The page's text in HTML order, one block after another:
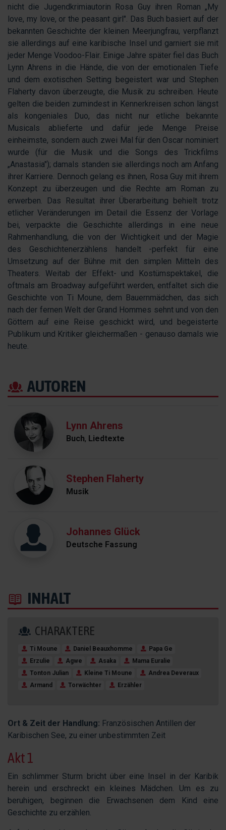
nicht die Jugendkrimiautorin Rosa Guy ihren Roman „My
love, my love, or the peasant girl". Das Buch basiert auf der
bekannten Geschichte der kleinen Meerjungfrau, verpflanzt
sie allerdings auf eine karibische Insel und garniert sie mit
jeder Menge Voodoo-Flair. Einige Jahre später fiel das Buch
Lynn Ahrens in die Hände, die von der emotionalen Tiefe
und dem exotischen Setting begeistert war und Stephen
Flaherty davon überzeugte, die Musik zu schreiben. Heute
gelten die beiden zumindest in Kennerkreisen schon längst
als kongeniales Duo, das nicht nur etliche bekannte
Musicals ablieferte und dafür jede Menge Preise
einheimste, sondern auch zwei Mal für den Oscar nominiert
wurde (für die Musik und die Songs des Trickfilms
„Anastasia"); damals standen sie allerdings noch am Anfang
ihrer Karriere. Dennoch gelang es ihnen, Rosa Guy mit ihrem
Konzept zu überzeugen und die Rechte am Roman zu
erwerben. Das Resultat ihrer Überarbeitung behielt trotz
etlicher Veränderungen im Detail die Essenz der Vorlage
bei, verpackte die Geschichte allerdings in eine neue
Rahmenhandlung, die von der Wichtigkeit und der Magie
des Geschichtenerzählens handelt -perfekt für eine
Umsetzung auf der Bühne mit den simplen Mitteln des
Theaters. Weitab der Effekt- und Kostümspektakel, die
oftmals am Broadway aufgeführt werden, entfaltet sich die
Geschichte von Ti Moune, dem Bauernmädchen, das sich
nach der fernen Welt der Grand Hommes sehnt und von den
Göttern auf eine Reise geschickt wird, und begeisterte
Publikum und Kritiker gleichermaßen - genauso damals wie
heute.
AUTOREN
Lynn Ahrens
Buch, Liedtexte
Stephen Flaherty
Musik
Johannes Glück
Deutsche Fassung
INHALT
CHARAKTERE
Ti Moune Daniel Beauxhomme
Papa Ge
Erzulie
Agwe Asaka
Mama Euralie
Tonton Julian
Kleine Ti Moune
Andrea Deveraux
Armand
Torwächter Erzähler
Ort & Zeit der Handlung: Französischen Antillen der
Karibischen See, zu einer unbestimmten Zeit
Akt 1
Ein schlimmer Sturm bricht über eine Insel in der Karibik
herein und erschreckt ein kleines Mädchen. Um es zu
beruhigen, beginnen die Erwachsenen dem Kind eine
Geschichte zu erzählen.